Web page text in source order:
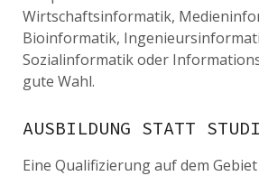
Wirtschaftsinformatik,
Bioinformatik,
Sozialinformatik oder
gute Wahl.
AUSBILDUNG STATT
Eine Qualifizierung auf dem